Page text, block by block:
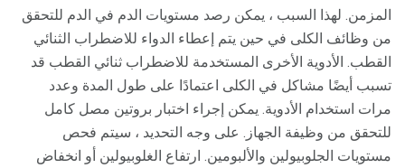
المزمن. لهذا السبب ، يمكن رصد مستويات الدم في الدم للتحقق
من وظائف الكلى في حين يتم إعطاء الدواء للاضطراب الثنائي
القطب. الأدوية الأخرى المستخدمة للاضطراب ثنائي القطب قد
تسبب أيضًا مشاكل في الكلى اعتمادًا على طول المدة وعدد
مرات استخدام الأدوية. يمكن إجراء اختبار بروتين مصل كامل
للتحقق من وظيفة الجهاز. على وجه التحديد ، سيتم فحص
مستويات الجلوبيولين والألبومين. ارتفاع الغلوبيولين أو انخفاض